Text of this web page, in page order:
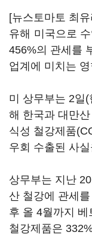
[뉴스토마토 최
유해 미국으로
456%의 관세를
업계에 미치는
미 상무부는 2일(
해 한국과 대만
식성 철강제품
우회 수출된 사
상무부는 지난
산 철강에 관세
후 올 4월까지
철강제품은